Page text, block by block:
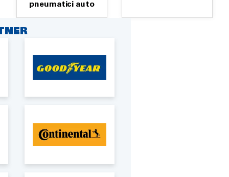
pneumatici auto